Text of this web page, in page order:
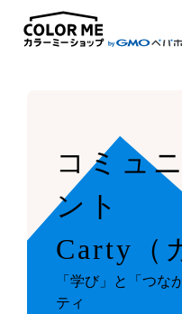
コミュ
ント
Carty（
「学び」と「つな
ティ